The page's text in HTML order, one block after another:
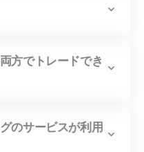
方でトレードでき
のサービスが利用